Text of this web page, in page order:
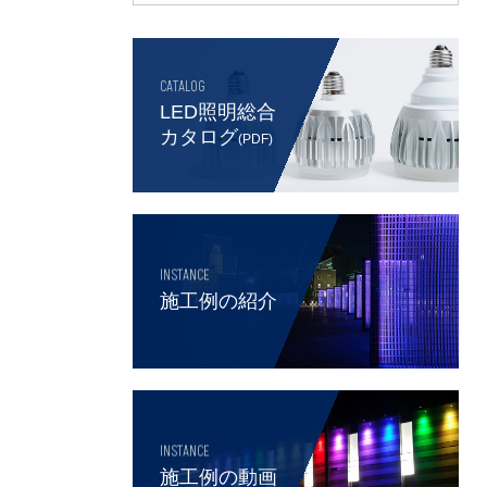
CATALOG
LED照明総合
カタログ(PDF)
INSTANCE
施工例の紹介
INSTANCE
施工例の動画